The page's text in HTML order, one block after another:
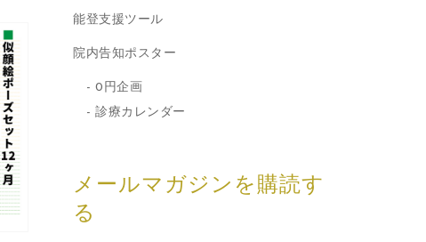
能登支援ツール
院内告知ポスター
0円企画
診療カレンダー
メールマガジンを購読す
る